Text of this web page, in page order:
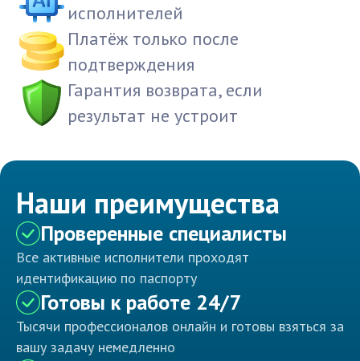
исполнителей
Платёж только после
подтверждения
Гарантия возврата, если
результат не устроит
Наши преимущества
Проверенные специалисты
Все активные исполнители проходят
идентификацию по паспорту
Готовы к работе 24/7
Тысячи профессионалов онлайн и готовы взяться за
вашу задачу немедленно